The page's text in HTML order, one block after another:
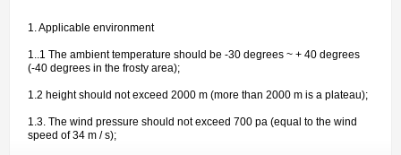
1. Applicable environment
1..1 The ambient temperature should be -30 degrees ~ + 40 degrees
(-40 degrees in the frosty area);
1.2 height should not exceed 2000 m (more than 2000 m is a plateau);
1.3. The wind pressure should not exceed 700 pa (equal to the wind
speed of 34 m / s);